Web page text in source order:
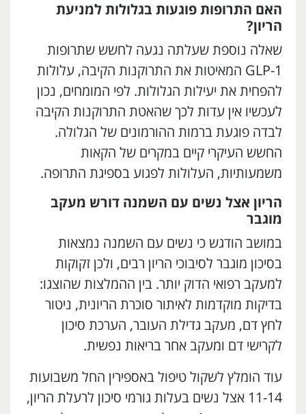
האם התרופות פוגעות בגלולות למניעת
הריון?
שאלה נוספת שעלתה נגעה לחשש שתרופות
GLP-1 המאיטות את התרוקנות הקיבה, עלולות
להפחית את יעילות הגלולות. לפי המומחים, נכון
לעכשיו אין עדות לכך שהאטת התרוקנות הקיבה
לבדה פוגעת ברמות ההורמונים של הגלולה.
החשש העיקרי קיים במקרים של הקאות
משמעותיות, העלולות לפגוע בספיגת התרופה.
הריון אצל נשים עם השמנה דורש מעקב
מוגבר
במושב הודגש כי נשים עם השמנה נמצאות
בסיכון מוגבר לסיבוכי הריון רבים, ולכן זקוקות
למעקב רפואי הדוק יותר. בין ההמלצות שהוצגו:
בדיקות מוקדמות לאיתור סוכרת הריונית, ניטור
לחץ דם, מעקב גדילת העובר, הערכת סיכון
לקרישי דם ומעקב אחר בריאות נפשית.
עוד הומלץ לשקול טיפול באספירין החל משבועות
11-14 אצל נשים בעלות גורמי סיכון לרעלת הריון,